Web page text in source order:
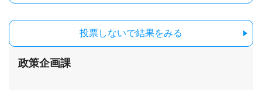
投票しないで結果をみる
政策企画課